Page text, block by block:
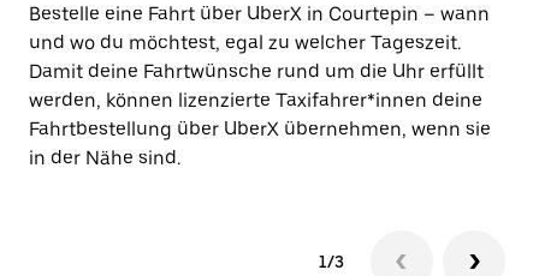
Bestelle eine Fahrt über UberX in Courtepin – wann
und wo du möchtest, egal zu welcher Tageszeit.
Damit deine Fahrtwünsche rund um die Uhr erfüllt
werden, können lizenzierte Taxifahrer*innen deine
Fahrtbestellung über UberX übernehmen, wenn sie
in der Nähe sind.
1/3